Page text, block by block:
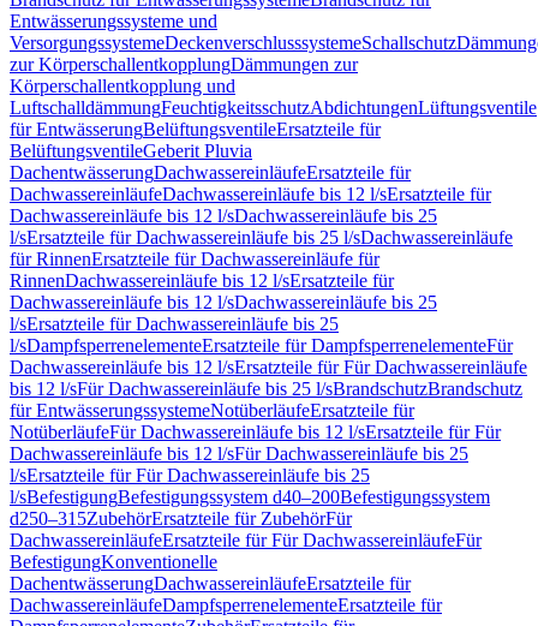
Entwässerungssysteme und
VersorgungssystemeDeckenverschlusssystemeSchallschutz
zur KörperschallentkopplungDämmungen zur
Körperschallentkopplung und
LuftschalldämmungFeuchtigkeitsschutzAbdichtungenLüftungsventile
für EntwässerungBelüftungsventileErsatzteile für
BelüftungsventileGeberit Pluvia
DachentwässerungDachwassereinläufeErsatzteile für
DachwassereinläufeDachwassereinläufe bis 12 l/sErsatzteile für
Dachwassereinläufe bis 12 l/sDachwassereinläufe bis 25
l/sErsatzteile für Dachwassereinläufe bis 25 l/sDachwassereinläufe
für RinnenErsatzteile für Dachwassereinläufe für
RinnenDachwassereinläufe bis 12 l/sErsatzteile für
Dachwassereinläufe bis 12 l/sDachwassereinläufe bis 25
l/sErsatzteile für Dachwassereinläufe bis 25
l/sDampfsperrenelementeErsatzteile für DampfsperrenelementeFür
Dachwassereinläufe bis 12 l/sErsatzteile für Für Dachwassereinläufe
bis 12 l/sFür Dachwassereinläufe bis 25 l/sBrandschutzBrandschutz
für EntwässerungssystemeNotüberläufeErsatzteile für
NotüberläufeFür Dachwassereinläufe bis 12 l/sErsatzteile für Für
Dachwassereinläufe bis 12 l/sFür Dachwassereinläufe bis 25
l/sErsatzteile für Für Dachwassereinläufe bis 25
l/sBefestigungBefestigungssystem d40–200Befestigungssystem
d250–315ZubehörErsatzteile für ZubehörFür
DachwassereinläufeErsatzteile für Für DachwassereinläufeFür
BefestigungKonventionelle
DachentwässerungDachwassereinläufeErsatzteile für
DachwassereinläufeDampfsperrenelementeErsatzteile für